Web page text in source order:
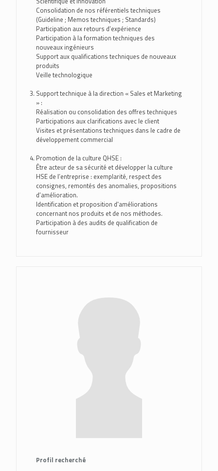
Consolidation de nos référentiels techniques
(Guideline ; Memos techniques ; Standards)
Participation aux retours d’expérience
Participation à la formation techniques des
nouveaux ingénieurs
Support aux qualifications techniques de nouveaux
produits
Veille technologique
Support technique à la direction « Sales et Marketing
» :
Réalisation ou consolidation des offres techniques
Participations aux clarifications avec le client
Visites et présentations techniques dans le cadre de
développement commercial
Promotion de la culture QHSE :
Être acteur de sa sécurité et développer la culture
HSE de l’entreprise : exemplarité, respect des
consignes, remontés des anomalies, propositions
d’amélioration.
Identification et proposition d'améliorations
concernant nos produits et de nos méthodes.
Participation à des audits de qualification de
fournisseur
Profil recherché